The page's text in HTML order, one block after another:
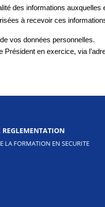
des informations
à recevoir ces
vos données personnelles.
en exercice, via
REGLEMENTATION
LA FORMATION EN SECURITE